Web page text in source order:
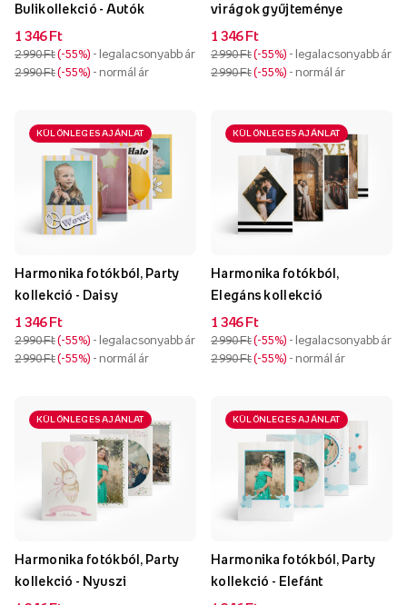
Bulikollekció - Autók
1 346 Ft
2 990 Ft -55% - legalacsonyabb ár
2 990 Ft -55% - normál ár
virágok gyűjteménye
1 346 Ft
2 990 Ft -55% - legalacsonyabb ár
2 990 Ft -55% - normál ár
KÜLÖNLEGES AJÁNLAT
Harmonika fotókból, Party
kollekció - Daisy
1 346 Ft
2 990 Ft -55% - legalacsonyabb ár
2 990 Ft -55% - normál ár
KÜLÖNLEGES AJÁNLAT
Harmonika fotókból,
Elegáns kollekció
1 346 Ft
2 990 Ft -55% - legalacsonyabb ár
2 990 Ft -55% - normál ár
KÜLÖNLEGES AJÁNLAT
Harmonika fotókból, Party
kollekció - Nyuszi
KÜLÖNLEGES AJÁNLAT
Harmonika fotókból, Party
kollekció - Elefánt